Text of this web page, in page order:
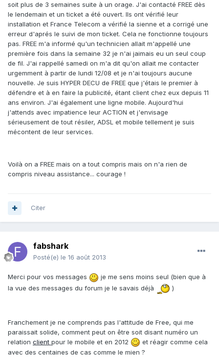
soit plus de 3 semaines suite à un orage. J'ai contacté FREE dès
le lendemain et un ticket a été ouvert. Ils ont vérifié leur
installation et France Telecom a vérifié la sienne et a corrigé une
erreur d'aprés le suivi de mon ticket. Cela ne fonctionne toujours
pas. FREE m'a informé qu'un technicien allait m'appellé une
première fois dans la semaine 32 je n'ai jaimais eu un seul coup
de fil. J'ai rappellé samedi on m'a dit qu'on allait me contacter
urgemment à partir de lundi 12/08 et je n'ai toujours aucune
nouvelle. Je suis HYPER DECU de FREE que j'étais le premier à
défendre et à en faire la publicité, étant client chez eux depuis 11
ans environ. J'ai également une ligne mobile. Aujourd'hui
j'attends avec impatience leur ACTION et j'envisage
sérieusement de tout résiler, ADSL et mobile tellement je suis
mécontent de leur services.
Voilà on a FREE mais on a tout compris mais on n'a rien de
compris niveau assistance... courage !
Citer
fabshark
Posté(e) le 16 août 2013
Merci pour vos messages
je me sens moins seul (bien que à
la vue des messages du forum je le savais déjà
)
Franchement je ne comprends pas l'attitude de Free, qui me
paraissait solide, comment peut on être soit disant numéro un
relation client pour le mobile et en 2012
et réagir comme cela
avec des centaines de cas comme le mien ?